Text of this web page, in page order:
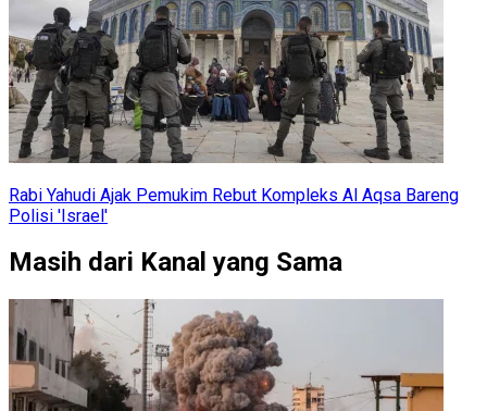
Rabi Yahudi Ajak Pemukim Rebut Kompleks Al Aqsa Bareng
Polisi 'Israel'
Masih dari Kanal yang Sama